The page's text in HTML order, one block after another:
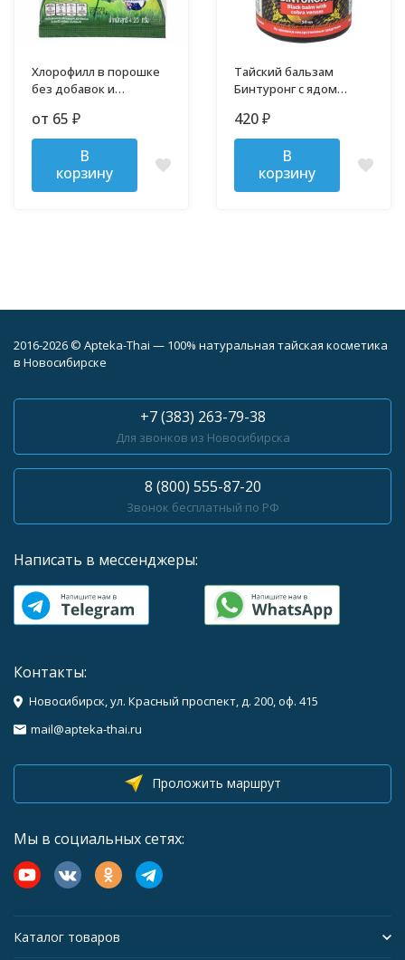
Хлорофилл в порошке
без добавок и
от 65 ₽
В
корзину
Тайский бальзам
Бинтуронг с ядом
420 ₽
В
корзину
2016-2026 © Apteka-Thai — 100% натуральная тайская косметика
в Новосибирске
+7 (383) 263-79-38
Для звонков из Новосибирска
8 (800) 555-87-20
Звонок бесплатный по РФ
Написать в мессенджеры:
Контакты:
Новосибирск, ул. Красный проспект, д. 200, оф. 415
mail@apteka-thai.ru
Проложить маршрут
Мы в социальных сетях:
Каталог товаров